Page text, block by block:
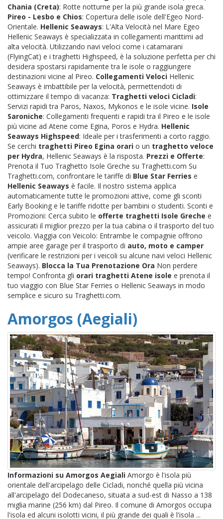
Chania (Creta): Rotte notturne per la più grande isola greca.
Pireo - Lesbo e Chios: Copertura delle isole dell'Egeo Nord-
Orientale. Hellenic Seaways: L'Alta Velocità nel Mare Egeo
Hellenic Seaways è specializzata in collegamenti marittimi ad
alta velocità. Utilizzando navi veloci come i catamarani
(FlyingCat) e i traghetti Highspeed, è la soluzione perfetta per chi
desidera spostarsi rapidamente tra le isole o raggiungere
destinazioni vicine al Pireo. Collegamenti Veloci Hellenic
Seaways è imbattibile per la velocità, permettendoti di
ottimizzare il tempo di vacanza: Traghetti veloci Cicladi:
Servizi rapidi tra Paros, Naxos, Mykonos e le isole vicine. Isole
Saroniche: Collegamenti frequenti e rapidi tra il Pireo e le isole
più vicine ad Atene come Egina, Poros e Hydra. Hellenic
Seaways Highspeed: Ideale per i trasferimenti a corto raggio.
Se cerchi traghetti Pireo Egina orari o un traghetto veloce
per Hydra, Hellenic Seaways è la risposta. Prezzi e Offerte:
Prenota il Tuo Traghetto Isole Greche su Traghetti.com Su
Traghetti.com, confrontare le tariffe di Blue Star Ferries e
Hellenic Seaways è facile. Il nostro sistema applica
automaticamente tutte le promozioni attive, come gli sconti
Early Booking e le tariffe ridotte per bambini o studenti. Sconti e
Promozioni: Cerca subito le offerte traghetti Isole Greche e
assicurati il miglior prezzo per la tua cabina o il trasporto del tuo
veicolo. Viaggia con Veicolo: Entrambe le compagnie offrono
ampie aree garage per il trasporto di auto, moto e camper
(verificare le restrizioni per i veicoli su alcune navi veloci Hellenic
Seaways). Blocca la Tua Prenotazione Ora Non perdere
tempo! Confronta gli orari traghetti Atene isole e prenota il
tuo viaggio con Blue Star Ferries o Hellenic Seaways in modo
semplice e sicuro su Traghetti.com.
Amorgos (Aegiali)
Informazioni su Amorgos Aegiali Amorgo è l'isola più
orientale dell'arcipelago delle Cicladi, nonché quella più vicina
all'arcipelago del Dodecaneso, situata a sud-est di Nasso a 138
miglia marine (256 km) dal Pireo. Il comune di Amorgos occupa
l'isola ed alcuni isolotti vicini, il più grande dei quali è l'isola ...